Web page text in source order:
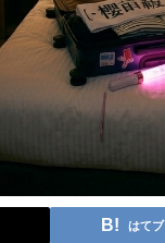
はてブ